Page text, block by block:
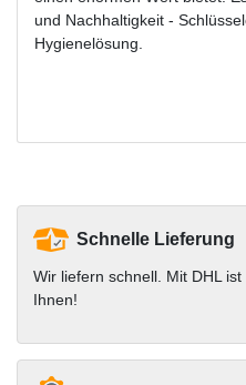
und Nachhaltigkeit -
Hygienelösung.
Schnelle Lieferung
Wir liefern schnell. Mit DHL
Ihnen!